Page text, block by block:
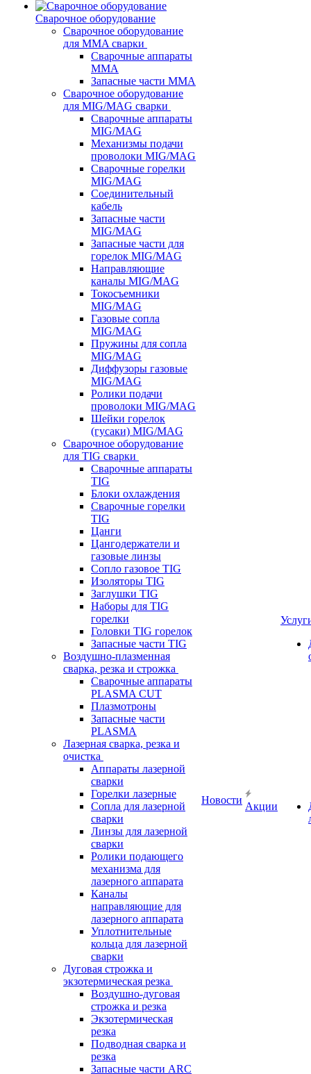
Сварочное оборудование
Сварочное оборудование
для MMA сварки
Сварочные аппараты
MMA
Запасные части MMA
Сварочное оборудование
для MIG/MAG сварки
Сварочные аппараты
MIG/MAG
Механизмы подачи
проволоки MIG/MAG
Сварочные горелки
MIG/MAG
Соединительный
кабель
Запасные части
MIG/MAG
Запасные части для
горелок MIG/MAG
Направляющие
каналы MIG/MAG
Токосъемники
MIG/MAG
Газовые сопла
MIG/MAG
Пружины для сопла
MIG/MAG
Диффузоры газовые
MIG/MAG
Ролики подачи
проволоки MIG/MAG
Шейки горелок
(гусаки) MIG/MAG
Сварочное оборудование
для TIG сварки
Сварочные аппараты
TIG
Блоки охлаждения
Сварочные горелки
TIG
Цанги
Цангодержатели и
газовые линзы
Сопло газовое TIG
Изоляторы TIG
Заглушки TIG
Наборы для TIG
горелки
Головки TIG горелок
Запасные части TIG
Воздушно-плазменная
сварка, резка и строжка
Сварочные аппараты
PLASMA CUT
Плазмотроны
Запасные части
PLASMA
Лазерная сварка, резка и
очистка
Аппараты лазерной
сварки
Горелки лазерные
Сопла для лазерной
сварки
Линзы для лазерной
сварки
Ролики подающего
механизма для
лазерного аппарата
Каналы
направляющие для
лазерного аппарата
Уплотнительные
кольца для лазерной
сварки
Дуговая строжка и
экзотермическая резка
Воздушно-дуговая
строжка и резка
Экзотермическая
резка
Подводная сварка и
резка
Запасные части ARC
Новости
Акции